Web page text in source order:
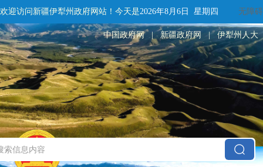
欢迎访问新疆伊犁州政府网站！ 今天是2026年8月6日 星期四 无障碍
中国政府网 | 新疆政府网 | 伊犁州人大